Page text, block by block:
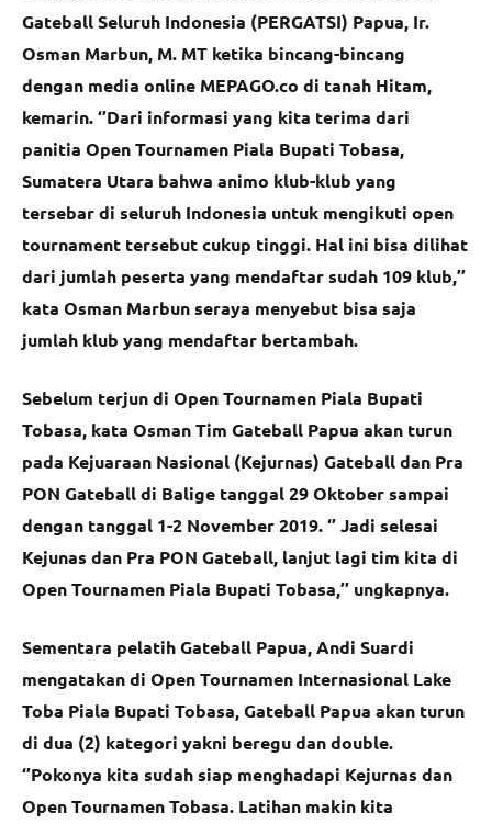
Gateball Seluruh Indonesia (PERGATSI) Papua, Ir.
Osman Marbun, M. MT ketika bincang-bincang
dengan media online MEPAGO.co di tanah Hitam,
kemarin. ‘’Dari informasi yang kita terima dari
panitia Open Tournamen Piala Bupati Tobasa,
Sumatera Utara bahwa animo klub-klub yang
tersebar di seluruh Indonesia untuk mengikuti open
tournament tersebut cukup tinggi. Hal ini bisa dilihat
dari jumlah peserta yang mendaftar sudah 109 klub,’’
kata Osman Marbun seraya menyebut bisa saja
jumlah klub yang mendaftar bertambah.
Sebelum terjun di Open Tournamen Piala Bupati
Tobasa, kata Osman Tim Gateball Papua akan turun
pada Kejuaraan Nasional (Kejurnas) Gateball dan Pra
PON Gateball di Balige tanggal 29 Oktober sampai
dengan tanggal 1-2 November 2019. ‘’ Jadi selesai
Kejunas dan Pra PON Gateball, lanjut lagi tim kita di
Open Tournamen Piala Bupati Tobasa,’’ ungkapnya.
Sementara pelatih Gateball Papua, Andi Suardi
mengatakan di Open Tournamen Internasional Lake
Toba Piala Bupati Tobasa, Gateball Papua akan turun
di dua (2) kategori yakni beregu dan double.
‘’Pokonya kita sudah siap menghadapi Kejurnas dan
Open Tournamen Tobasa. Latihan makin kita